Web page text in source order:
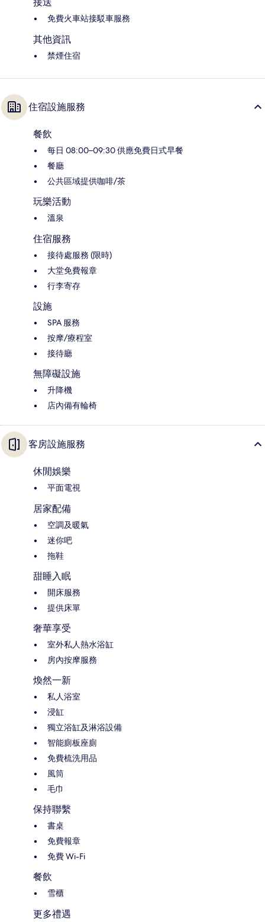
免費火車站接駁車服務
其他資訊
禁煙住宿
住宿設施服務
餐飲
每日 08:00–09:30 供應免費日式早餐
餐廳
公共區域提供咖啡/茶
玩樂活動
溫泉
住宿服務
接待處服務 (限時)
大堂免費報章
行李寄存
設施
SPA 服務
按摩/療程室
接待廳
無障礙設施
升降機
店內備有輪椅
客房設施服務
休閒娛樂
平面電視
居家配備
空調及暖氣
迷你吧
拖鞋
甜睡入眠
開床服務
提供床單
奢華享受
室外私人熱水浴缸
房內按摩服務
煥然一新
私人浴室
浸缸
獨立浴缸及淋浴設備
智能廁板座廁
免費梳洗用品
風筒
毛巾
保持聯繫
書桌
免費報章
免費 Wi-Fi
餐飲
雪櫃
更多禮遇